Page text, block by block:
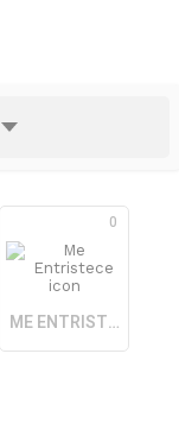
0
ME ENTRISTECE